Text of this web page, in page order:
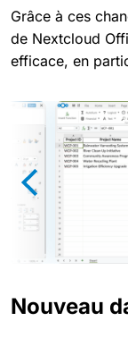
Grâce à ces
de Nextcloud
efficace, en
Nouveau